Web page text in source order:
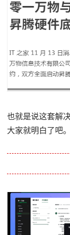
也就是说这套解
大家就明白了吧。